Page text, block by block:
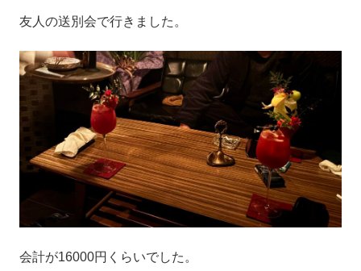
友人の送別会で行きました。
会計が16000円くらいでした。